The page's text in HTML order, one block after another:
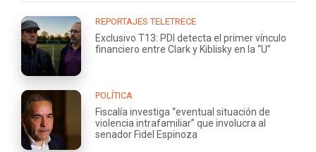
REPORTAJES TELETRECE
Exclusivo T13: PDI detecta el primer vínculo
financiero entre Clark y Kiblisky en la “U”
POLÍTICA
Fiscalía investiga “eventual situación de
violencia intrafamiliar” que involucra al
senador Fidel Espinoza